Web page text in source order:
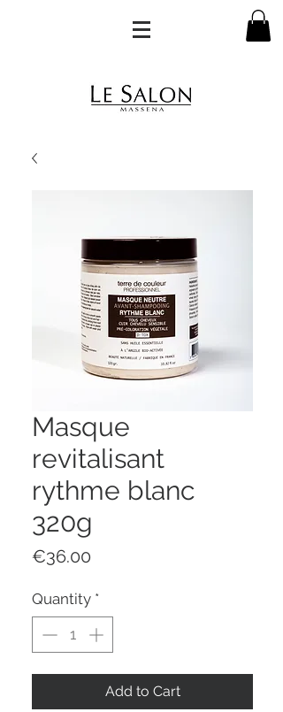
Masque
revitalisant
rythme blanc
320g
€36.00
Quantity *
Add to Cart